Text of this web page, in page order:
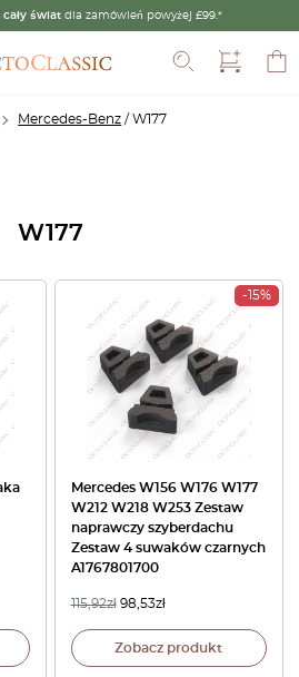
cały świat dla zamówień powyżej £99.*Szukaj
Mercedes-Benz / W177
W177
-15%
Mercedes W156 W176 W177
W212 W218 W253 Zestaw
naprawczy szyberdachu
Zestaw 4 suwaków czarnych
A1767801700
115,92zł 98,53zł
Zobacz produkt